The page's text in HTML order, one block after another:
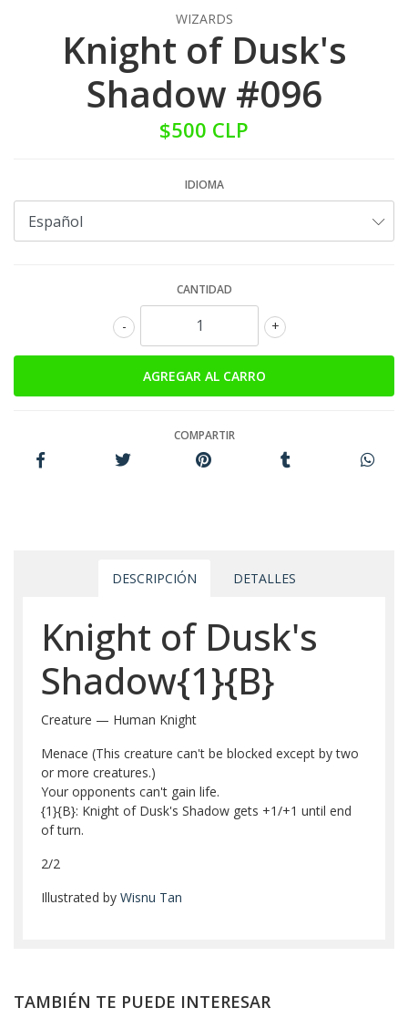
WIZARDS
Knight of Dusk's
Shadow #096
$500 CLP
IDIOMA
CANTIDAD
+
-
COMPARTIR
DESCRIPCIÓN DETALLES
Knight of Dusk's
Shadow{1}{B}
Creature — Human Knight
Menace (This creature can't be blocked except by two
or more creatures.)
Your opponents can't gain life.
{1}{B}: Knight of Dusk's Shadow gets +1/+1 until end
of turn.
2/2
Illustrated by Wisnu Tan
TAMBIÉN TE PUEDE INTERESAR